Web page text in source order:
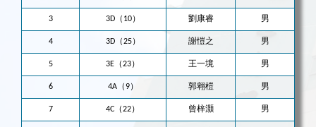
3 3D（10） 劉康睿 男
4 3D（25） 謝愷之 男
5 3E（23） 王一境 男
6 4A（9） 郭翱榿 男
7 4C（22） 曾梓灝 男